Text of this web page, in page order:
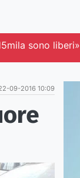
sono liberi»
09-2016 10:09